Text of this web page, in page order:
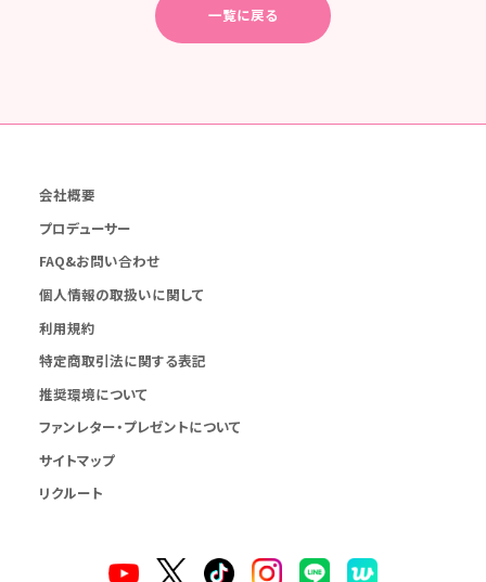
一覧に戻る
会社概要
プロデューサー
FAQ&お問い合わせ
個人情報の取扱いに関して
利用規約
特定商取引法に関する表記
推奨環境について
ファンレター・プレゼントについて
サイトマップ
リクルート